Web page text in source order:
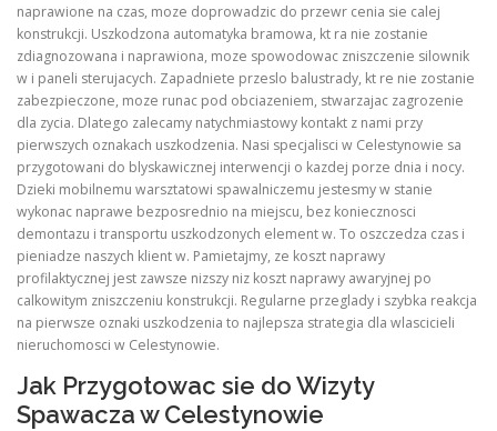
naprawione na czas, moze doprowadzic do przewr cenia sie calej
konstrukcji. Uszkodzona automatyka bramowa, kt ra nie zostanie
zdiagnozowana i naprawiona, moze spowodowac zniszczenie silownik
w i paneli sterujacych. Zapadniete przeslo balustrady, kt re nie zostanie
zabezpieczone, moze runac pod obciazeniem, stwarzajac zagrozenie
dla zycia. Dlatego zalecamy natychmiastowy kontakt z nami przy
pierwszych oznakach uszkodzenia. Nasi specjalisci w Celestynowie sa
przygotowani do blyskawicznej interwencji o kazdej porze dnia i nocy.
Dzieki mobilnemu warsztatowi spawalniczemu jestesmy w stanie
wykonac naprawe bezposrednio na miejscu, bez koniecznosci
demontazu i transportu uszkodzonych element w. To oszczedza czas i
pieniadze naszych klient w. Pamietajmy, ze koszt naprawy
profilaktycznej jest zawsze nizszy niz koszt naprawy awaryjnej po
calkowitym zniszczeniu konstrukcji. Regularne przeglady i szybka reakcja
na pierwsze oznaki uszkodzenia to najlepsza strategia dla wlascicieli
nieruchomosci w Celestynowie.
Jak Przygotowac sie do Wizyty
Spawacza w Celestynowie